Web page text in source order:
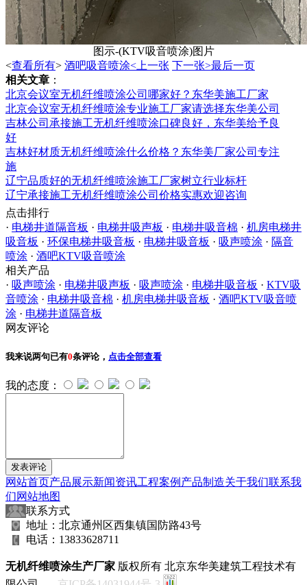
图示-(KTV吸音喷涂)图片
<查看所有> 酒吧吸音喷涂<上一张 下一张>最后一页
相关文章 ：
北京会议室无机纤维喷涂公司哪家好？东华美施工厂家
北京会议室无机纤维喷涂专业施工厂家请选择东华美公司
吉林公司承接施工无机纤维喷涂口碑良好，东华美给予良
好
吉林好材质无机纤维喷涂什么价格？东华美厂家公司专注
施
辽宁品质好的无机纤维喷涂施工厂家树立行业标杆
辽宁承接施工无机纤维喷涂公司价格实惠欢迎咨询
点击排行
· 电梯井道隔音板 · 电梯井吸声板 · 电梯井吸音棉 · 机房电梯井
吸音板 · 环保电梯井吸音板 · 电梯井吸音板 · 吸声喷涂 · 隔音
喷涂 · 酒吧KTV吸音喷涂
相关产品
· 吸声喷涂 · 电梯井吸声板 · 吸声喷涂 · 电梯井吸音板 · KTV吸
音喷涂 · 电梯井吸音棉 · 机房电梯井吸音板 · 酒吧KTV吸音喷
涂 · 电梯井道隔音板
网友评论
我来说两句已有0条评论， 点击全部查看
我的态度：
网站首页产品展示新闻资讯工程案例 产品制造关于我们联系我
们网站地图
联系方式
地址：北京通州区西集镇国防路43号
电话：13833628711
无机纤维喷涂生产厂家 版权所有 北京东华美建筑工程技术有